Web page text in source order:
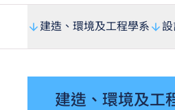
建造、環境及工程學系
建造、環境及工